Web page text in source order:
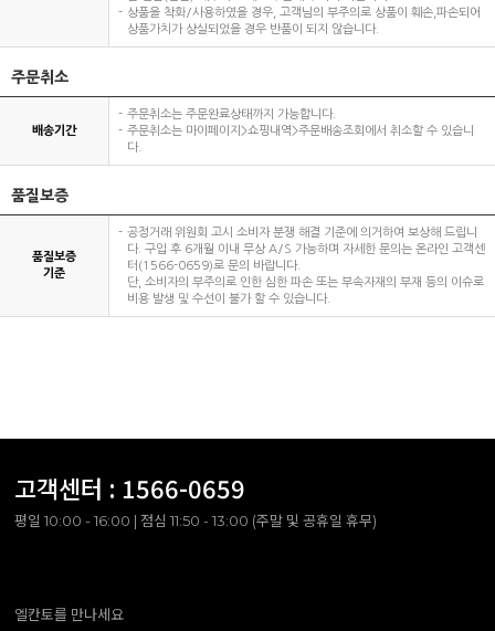
상품을 착화/사용하였을 경우, 고객님의 부주의로 상품이 훼손,파손되어
상품가치가 상실되었을 경우 반품이 되지 않습니다.
주문취소
배송기간
주문취소는 주문완료상태까지 가능합니다.
주문취소는 마이페이지>쇼핑내역>주문배송조회에서 취소할 수 있습니
다.
품질보증
품질보증
기준
공정거래 위원회 고시 소비자 분쟁 해결 기준에 의거하여 보상해 드립니
다. 구입 후 6개월 이내 무상 A/S 가능하며 자세한 문의는 온라인 고객센
터(1566-0659)로 문의 바랍니다.
단, 소비자의 부주의로 인한 심한 파손 또는 부속자재의 부재 등의 이슈로
비용 발생 및 수선이 불가 할 수 있습니다.
고객센터 : 1566-0659
평일 10:00 - 16:00 | 점심 11:50 - 13:00 (주말 및 공휴일 휴무)
엘칸토를 만나세요